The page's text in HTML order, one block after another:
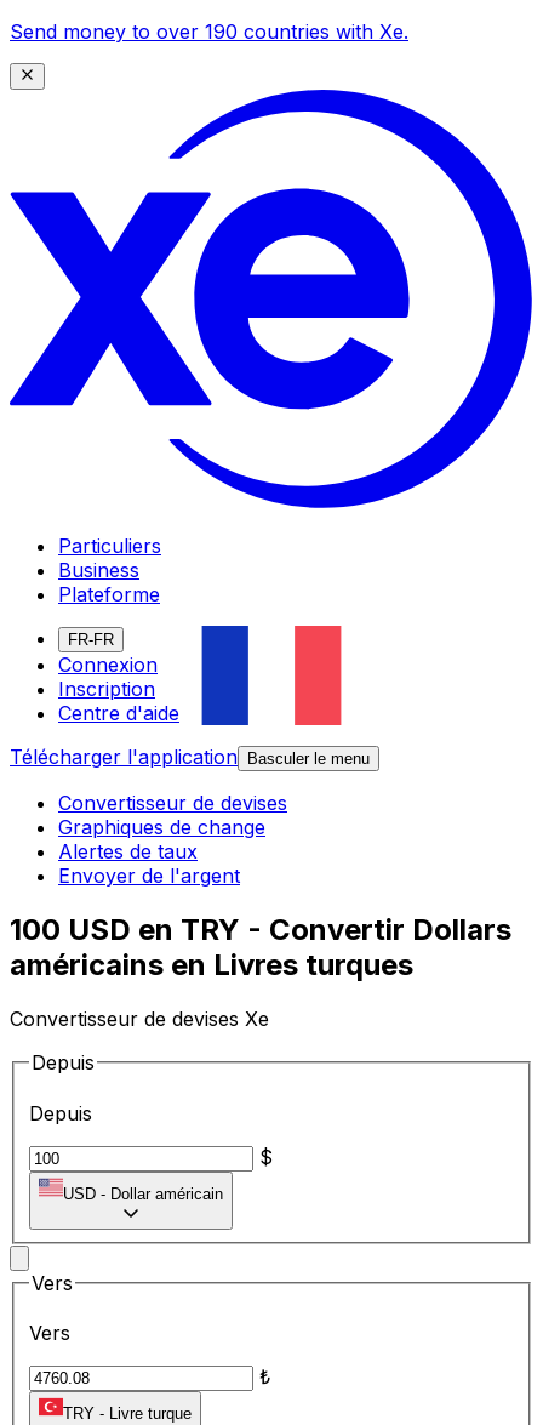
Send money to over 190 countries with Xe.
Particuliers
Business
Plateforme
FR-FR
Connexion
Inscription
Centre d'aide
Télécharger l'application
Basculer le menu
Convertisseur de devises
Graphiques de change
Alertes de taux
Envoyer de l'argent
100 USD en TRY - Convertir Dollars
américains en Livres turques
Convertisseur de devises Xe
Depuis
Depuis
$
USD - Dollar américain
Vers
Vers
₺
TRY - Livre turque